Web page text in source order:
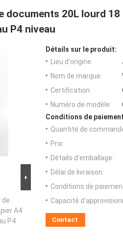
documents 20L lourd
P4 niveau
de
A4
P4
Détails sur le produit:
Lieu d'origine:
Nom de marque:
Certification:
Numéro de modèle:
Conditions de
Quantité de
Prix:
Détails d'emballage:
Délai de livraison:
Conditions de
Capacité
Contact